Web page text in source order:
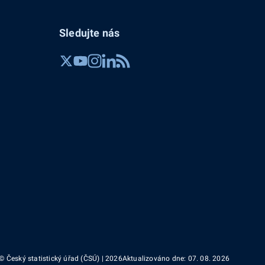
Sledujte nás
Český statistický úřad (ČSÚ) | 2026Aktualizováno dne: 07. 08. 2026